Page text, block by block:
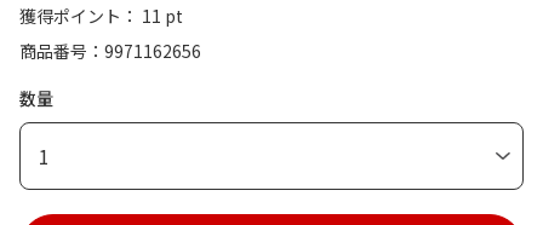
獲得ポイント： 11 pt
商品番号
9971162656
数量
1